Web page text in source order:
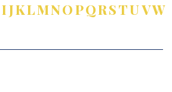
IJKLMNOPQRSTUVW